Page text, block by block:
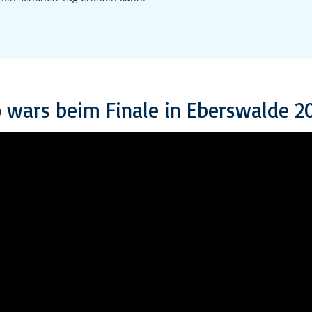
wars beim Finale in Eberswalde